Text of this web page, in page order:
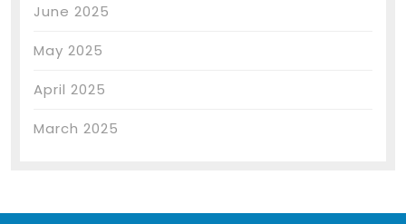
June 2025
May 2025
April 2025
March 2025